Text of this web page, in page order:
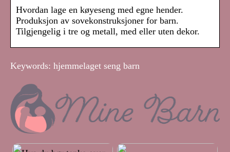
Hvordan lage en køyeseng med egne hender.
Produksjon av sovekonstruksjoner for barn.
Tilgjengelig i tre og metall, med eller uten dekor.
Keywords: hjemmelaget seng barn